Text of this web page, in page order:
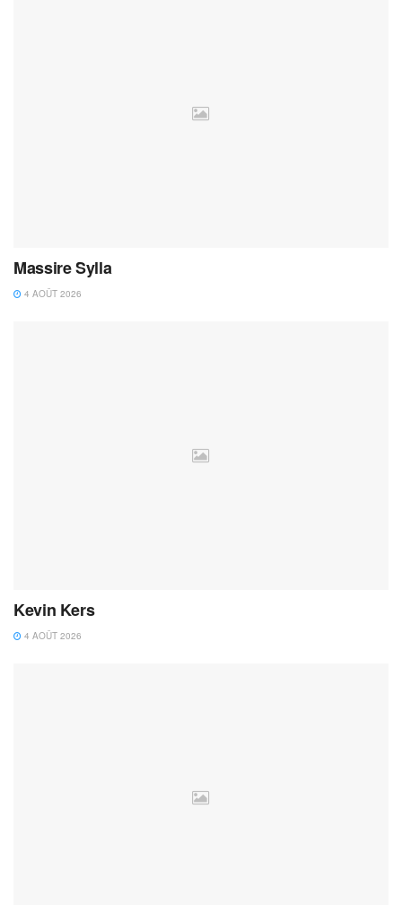
Massire Sylla
4 AOÛT 2026
Kevin Kers
4 AOÛT 2026